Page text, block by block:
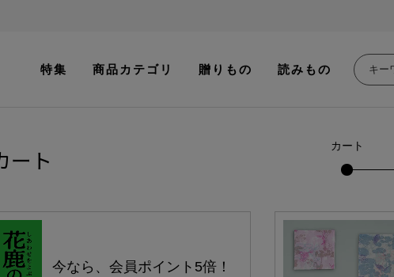
特集 商品カテゴリ 贈りもの 読みもの
ート カート
今なら、会員ポイント5倍！